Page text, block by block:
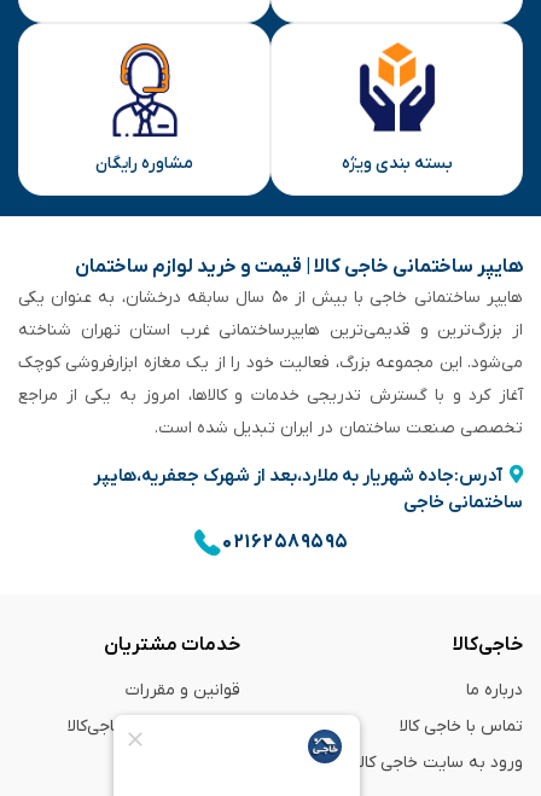
بسته بندی ویژه مشاوره رایگان
هایپر ساختمانی خاجی‌ کالا | قیمت و خرید لوازم ساختمان
هایپر ساختمانی خاجی‌ با بیش از ۵۰ سال سابقه‌ درخشان، به عنوان یکی
از بزرگ‌ترین و قدیمی‌ترین هایپرساختمانی‌ غرب استان تهران شناخته
می‌شود. این مجموعه بزرگ، فعالیت خود را از یک مغازه ابزارفروشی کوچک
آغاز کرد و با گسترش تدریجی خدمات و کالاها، امروز به یکی از مراجع
تخصصی صنعت ساختمان در ایران تبدیل شده است.
آدرس:جاده شهریار به ملارد،بعد از شهرک جعفریه،هایپر
ساختمانی خاجی
۰۲۱۶۲۵۸۹۵۹۵
خاجی‌کالا
درباره ما
تماس با خاجی کالا
ورود به سایت خاجی‌ کالا
خدمات مشتریان
قوانین و مقررات
راهنمای خرید از خاجی‌کالا